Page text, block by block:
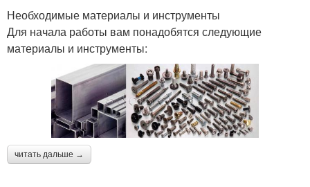
Необходимые материалы и инструменты
Для начала работы вам понадобятся следующие
материалы и инструменты:
читать дальше →